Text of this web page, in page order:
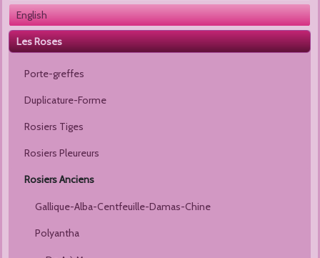
English
Les Roses
Porte-greffes
Duplicature-Forme
Rosiers Tiges
Rosiers Pleureurs
Rosiers Anciens
Gallique-Alba-Centfeuille-Damas-Chine
Polyantha